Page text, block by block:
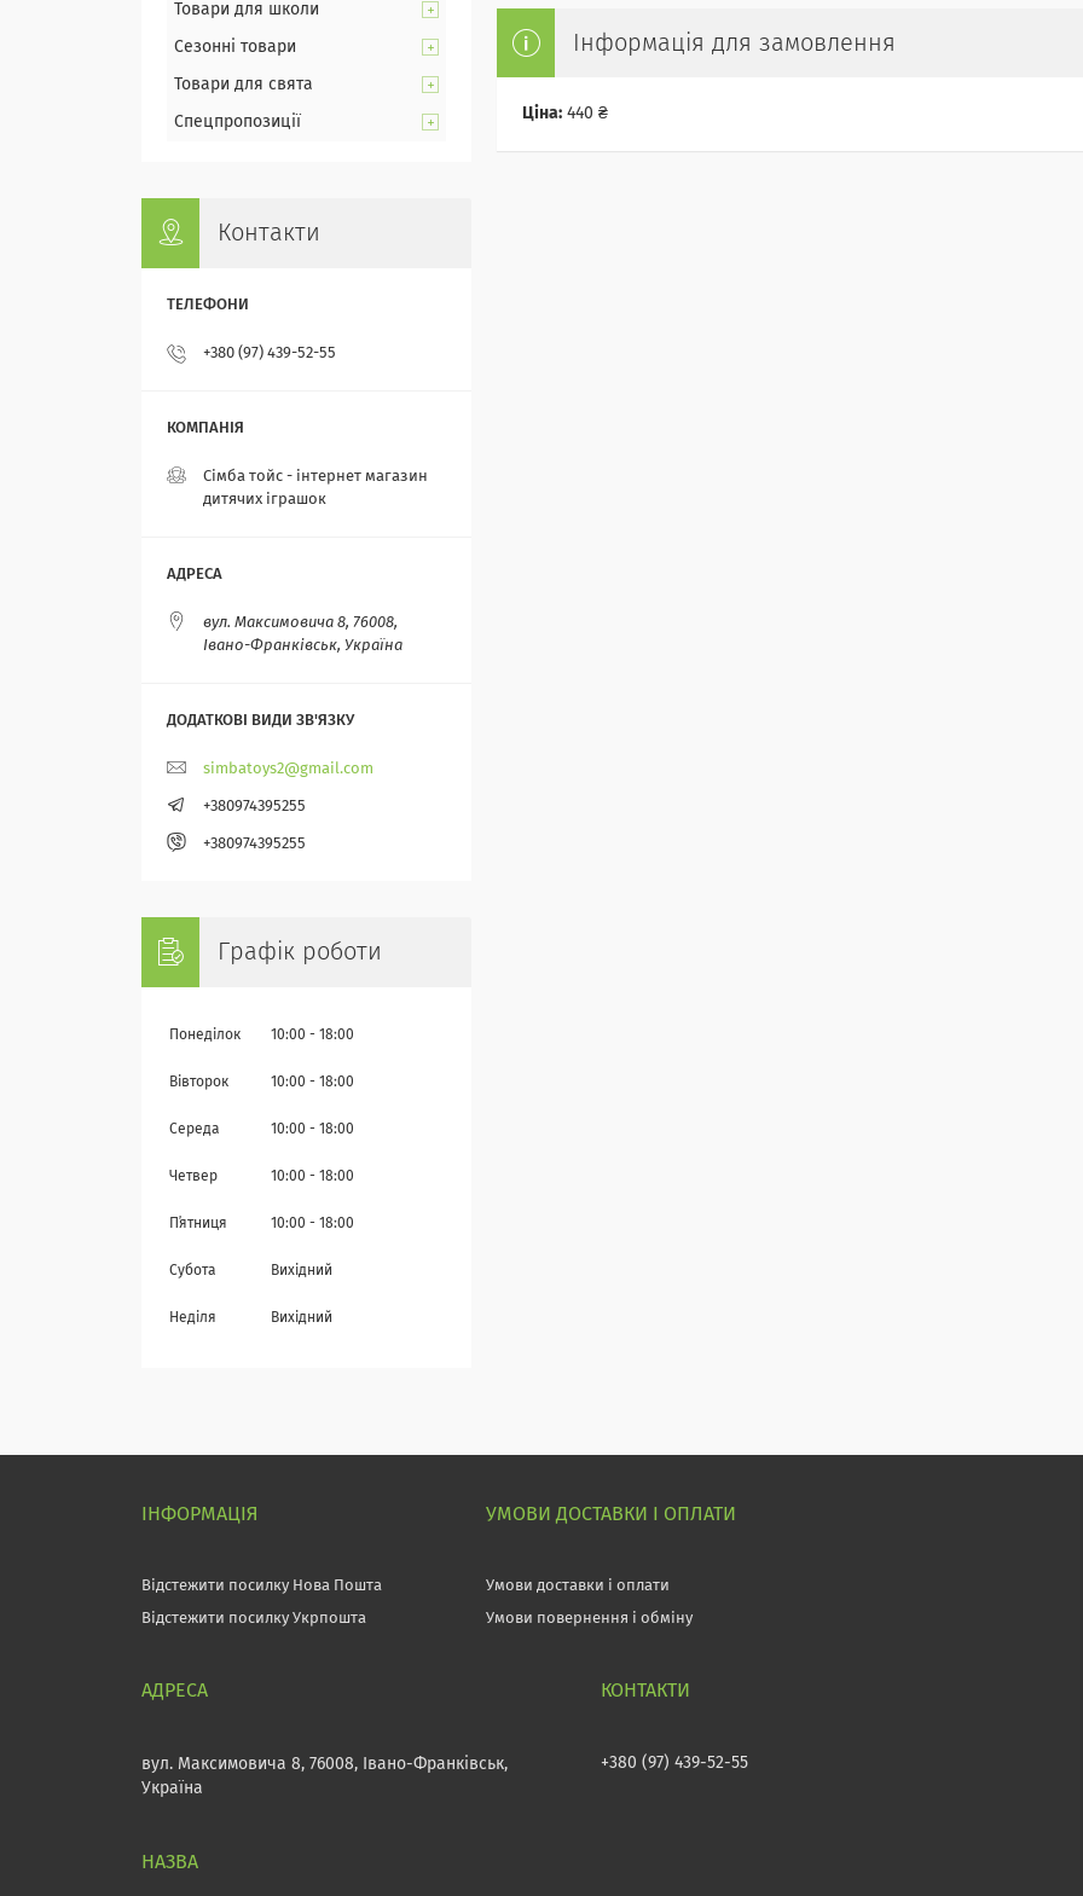
Інформація для замовлення
Ціна: 440 ₴
Товари для школи
Сезонні товари
Товари для свята
Спецпропозиції
Контакти
+380 (97) 439-52-55
Сімба тойс - інтернет магазин
дитячих іграшок
вул. Максимовича 8, 76008,
Івано-Франківськ, Україна
simbatoys2@gmail.com
+380974395255
+380974395255
Графік роботи
Понеділок 10:00 18:00
Вівторок 10:00 18:00
Середа 10:00 18:00
Четвер 10:00 18:00
Пʼятниця 10:00 18:00
Субота Вихідний
Неділя Вихідний
ІНФОРМАЦІЯ
Відстежити посилку Нова Пошта
Відстежити посилку Укрпошта
УМОВИ ДОСТАВКИ І ОПЛАТИ
Умови доставки і оплати
Умови повернення і обміну
вул. Максимовича 8, 76008, Івано-Франківськ,
Україна
+380 (97) 439-52-55